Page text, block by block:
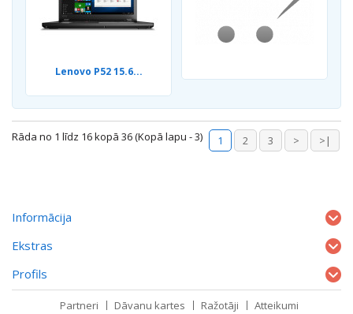
Lenovo P52 15.6...
1 2 3 > >|
Rāda no 1 līdz 16 kopā 36 (Kopā lapu - 3)
Informācija
Ekstras
Profils
Partneri Dāvanu kartes Ražotāji
Atteikumi